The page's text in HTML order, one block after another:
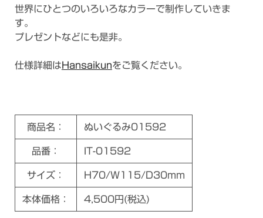
世界にひとつのいろいろなカラーで制作していきま
す。
プレゼントなどにも是非。
仕様詳細はHansaikunをご覧ください。
商品名： ぬいぐるみ01592
品番： IT-01592
サイズ： H70/W115/D30mm
本体価格： 4,500円(税込)